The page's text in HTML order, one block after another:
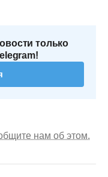
только
нам об этом.